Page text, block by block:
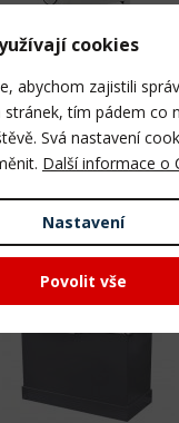
cookies
abychom zajistili
stránek, tím pádem co
Svá nastavení
Další informace o
Nastavení
Povolit vše